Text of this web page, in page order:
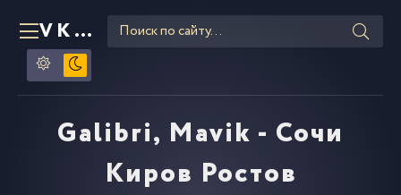
VKLIPE RU
Galibri, Mavik - Сочи
Киров Ростов